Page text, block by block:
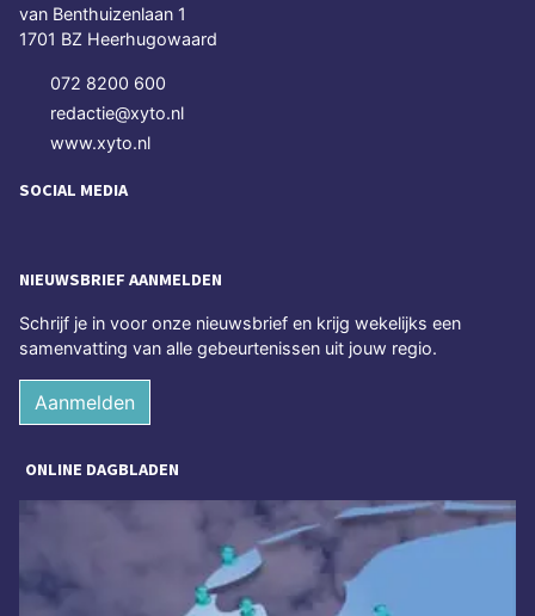
van Benthuizenlaan 1
1701 BZ Heerhugowaard
072 8200 600
redactie@xyto.nl
www.xyto.nl
SOCIAL MEDIA
NIEUWSBRIEF AANMELDEN
Schrijf je in voor onze nieuwsbrief en krijg wekelijks een
samenvatting van alle gebeurtenissen uit jouw regio.
Aanmelden
ONLINE DAGBLADEN